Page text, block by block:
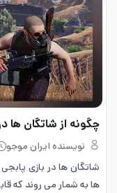
چگونه از شاتگان ها
نویسنده ایران موجو
شاتگان ها در بازی
ها به شمار می روند که